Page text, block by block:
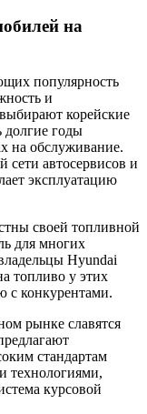
на
популярность
и
корейские
долгие годы
на обслуживание.
сети автосервисов и
эксплуатацию
своей топливной
для многих
Hyundai
топливо у этих
с конкурентами.
рынке славятся
стандартам
технологиями,
курсовой